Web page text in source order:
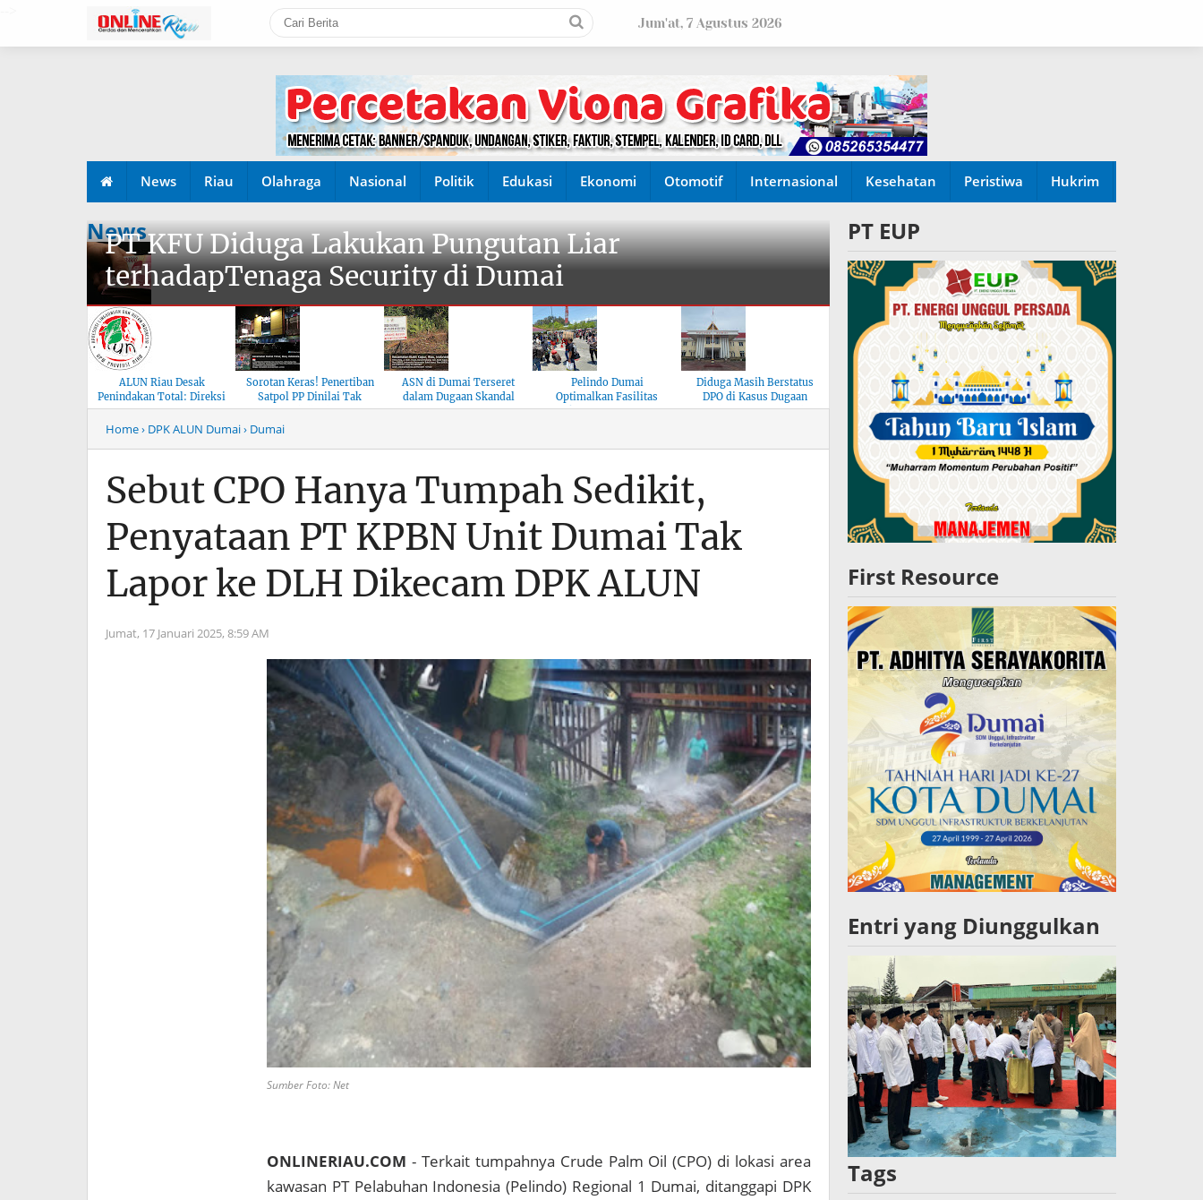
Jum'at, 7 Agustus 2026
News Riau Olahraga Nasional Politik Edukasi Ekonomi Otomotif Internasional Kesehatan Peristiwa Hukrim
News
PT KFU Diduga Lakukan Pungutan Liar
terhadapTenaga Security di Dumai
ALUN Riau Desak
Penindakan Total: Direksi
Musim Mas Harus
Bertanggung Jawab
Sorotan Keras! Penertiban
Satpol PP Dinilai Tak
Menyentuh “Kelas Atas”
Hiburan Malam
ASN di Dumai Terseret
dalam Dugaan Skandal
KSO, Integritas Aparatur
Pelindo Dumai
Optimalkan Fasilitas
untuk Kenyamanan Arus
Diduga Masih Berstatus
DPO di Kasus Dugaan
Pemalsuan Paspor, Polres
Home› DPK ALUN Dumai› Dumai
Sebut CPO Hanya Tumpah Sedikit,
Penyataan PT KPBN Unit Dumai Tak
Lapor ke DLH Dikecam DPK ALUN
Jumat, 17 Januari 2025, 8:59 AM
Sumber Foto: Net
ONLINERIAU.COM - Terkait tumpahnya Crude Palm Oil (CPO) di lokasi area
kawasan PT Pelabuhan Indonesia (Pelindo) Regional 1 Dumai, ditanggapi DPK
PT EUP
First Resource
Entri yang Diunggulkan
Tags